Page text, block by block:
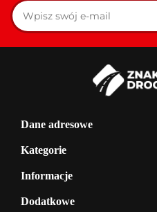
Dane adresowe
Kategorie
Informacje
Dodatkowe